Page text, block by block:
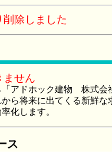
除しました
せん
アドホック建物 株式会
ら将来に出てくる新鮮な
化します。
ス